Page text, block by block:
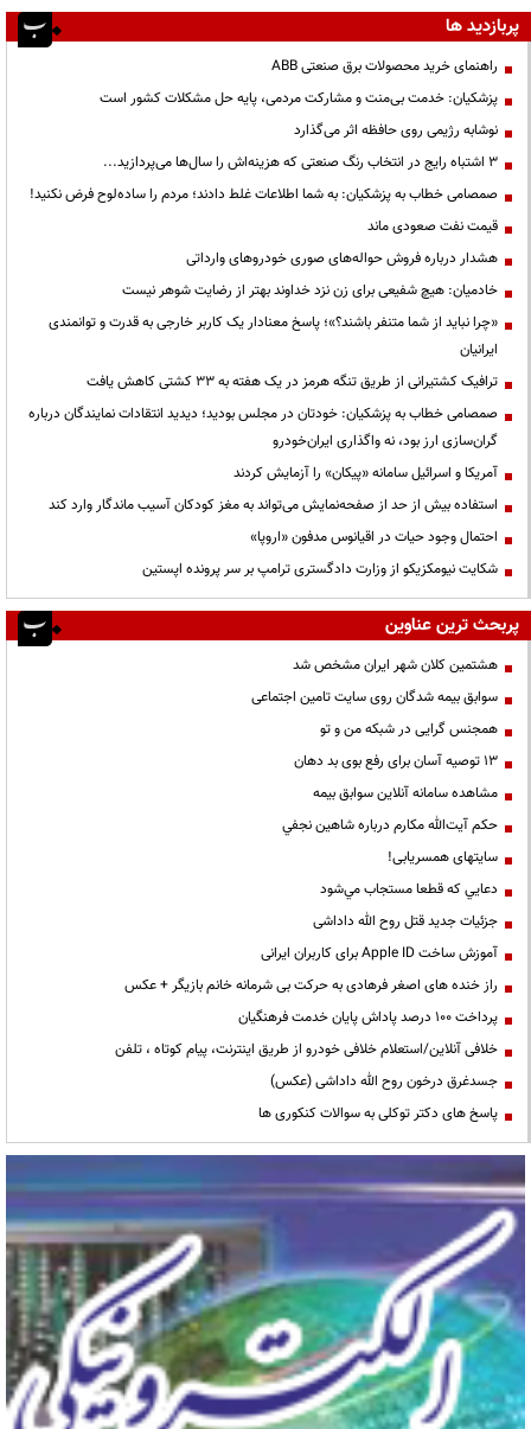
پربازدید ها
راهنمای خرید محصولات برق صنعتی ABB
پزشکیان: خدمت بی‌منت و مشارکت مردمی، پایه حل مشکلات کشور است
نوشابه رژیمی روی حافظه اثر می‌گذارد
3 اشتباه رایج در انتخاب رنگ صنعتی که هزینه‌اش را سال‌ها می‌پردازید...
صمصامی خطاب به پزشکیان: به شما اطلاعات غلط دادند؛ مردم را ساده‌لوح فرض نکنید!
قیمت نفت صعودی ماند
هشدار درباره فروش حواله‌های صوری خودروهای وارداتی
خادمیان: هیچ شفیعی برای زن نزد خداوند بهتر از رضایت شوهر نیست
«چرا نباید از شما متنفر باشند؟»؛ پاسخ معنادار یک کاربر خارجی به قدرت و توانمندی
ایرانیان
ترافیک کشتیرانی از طریق تنگه هرمز در یک هفته به ۳۳ کشتی کاهش یافت
صمصامی خطاب به پزشکیان: خودتان در مجلس بودید؛ دیدید انتقادات نمایندگان درباره
گران‌سازی ارز بود، نه واگذاری ایران‌خودرو
آمریکا و اسرائیل سامانه «پیکان» را آزمایش کردند
استفاده بیش از حد از صفحه‌نمایش می‌تواند به مغز کودکان آسیب ماندگار وارد کند
احتمال وجود حیات در اقیانوس مدفون «اروپا»
شکایت نیومکزیکو از وزارت دادگستری ترامپ بر سر پرونده اپستین
پربحث ترین عناوین
هشتمین کلان شهر ایران مشخص شد
سوابق بیمه شدگان روی سایت تامین اجتماعی
همجنس گرایی در شبکه من و تو
13 توصیه آسان برای رفع بوی بد دهان
مشاهده سامانه آنلاين سوابق بیمه
حكم آيت‌الله مكارم درباره شاهين نجفي
سایتهای همسریابی!
دعايي كه قطعا مستجاب مي‌شود
جزئیات جدید قتل روح الله داداشی
آموزش ساخت Apple ID برای کاربران ایرانی
راز خنده های اصغر فرهادی به حرکت بی شرمانه خانم بازیگر + عکس
پرداخت ۱۰۰ درصد پاداش پایان خدمت فرهنگیان
خلافی آنلاین/استعلام خلافی خودرو از طریق اینترنت، پیام کوتاه ، تلفن
جسدغرق درخون روح الله داداشی (عکس)
پاسخ های دکتر توکلی به سوالات کنکوری ها